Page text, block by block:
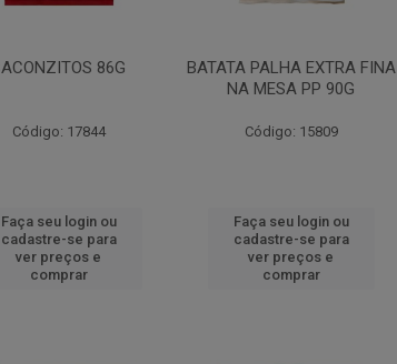
86G
Código: 17844
Faça seu login ou
cadastre-se para
ver preços e
comprar
BATATA PALHA EXTRA FINA
NA MESA PP 90G
Código: 15809
Faça seu login ou
cadastre-se para
ver preços e
comprar